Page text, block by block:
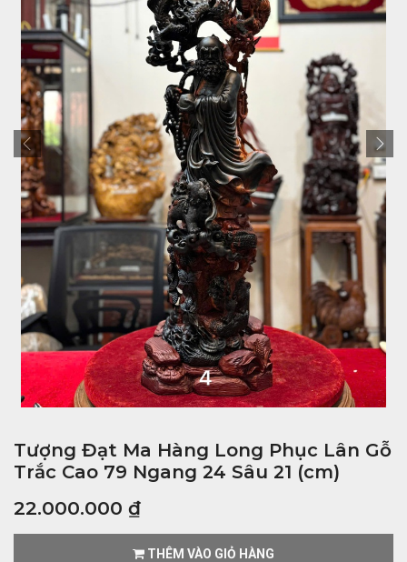
Tượng Đạt Ma Hàng Long Phục Lân Gỗ
Trắc Cao 79 Ngang 24 Sâu 21 (cm)
22.000.000 ₫
THÊM VÀO GIỎ HÀNG